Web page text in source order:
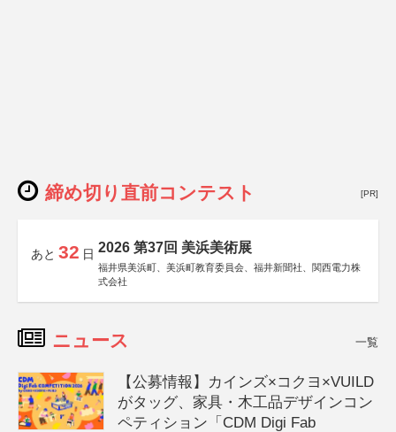
締め切り直前コンテスト [PR]
あと 32 日 2026 第37回 美浜美術展
福井県美浜町、美浜町教育委員会、福井新聞社、関西電力株
式会社
ニュース 一覧
【公募情報】カインズ×コクヨ×VUILD
がタッグ、家具・木工品デザインコン
ペティション「CDM Digi Fab